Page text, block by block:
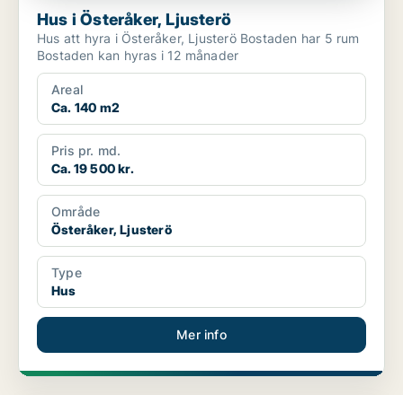
Hus i Österåker, Ljusterö
Hus att hyra i Österåker, Ljusterö Bostaden har 5 rum
Bostaden kan hyras i 12 månader
Areal
Ca. 140 m2
Pris pr. md.
Ca. 19 500 kr.
Område
Österåker, Ljusterö
Type
Hus
Mer info